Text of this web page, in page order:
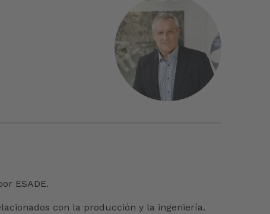
ESADE.
con la producción y la ingeniería.